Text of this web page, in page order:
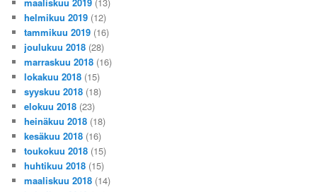
helmikuu 2019 (12)
tammikuu 2019 (16)
joulukuu 2018 (28)
marraskuu 2018 (16)
lokakuu 2018 (15)
syyskuu 2018 (18)
elokuu 2018 (23)
heinäkuu 2018 (18)
kesäkuu 2018 (16)
toukokuu 2018 (15)
huhtikuu 2018 (15)
maaliskuu 2018 (14)